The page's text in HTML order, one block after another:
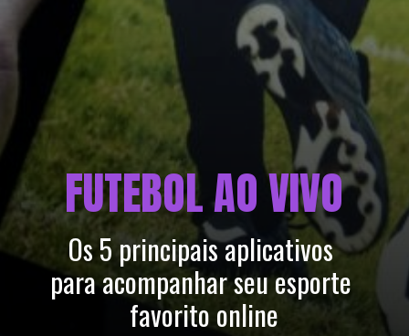
FUTEBOL AO VIVO
Os 5 principais aplicativos
para acompanhar seu esporte
favorito online